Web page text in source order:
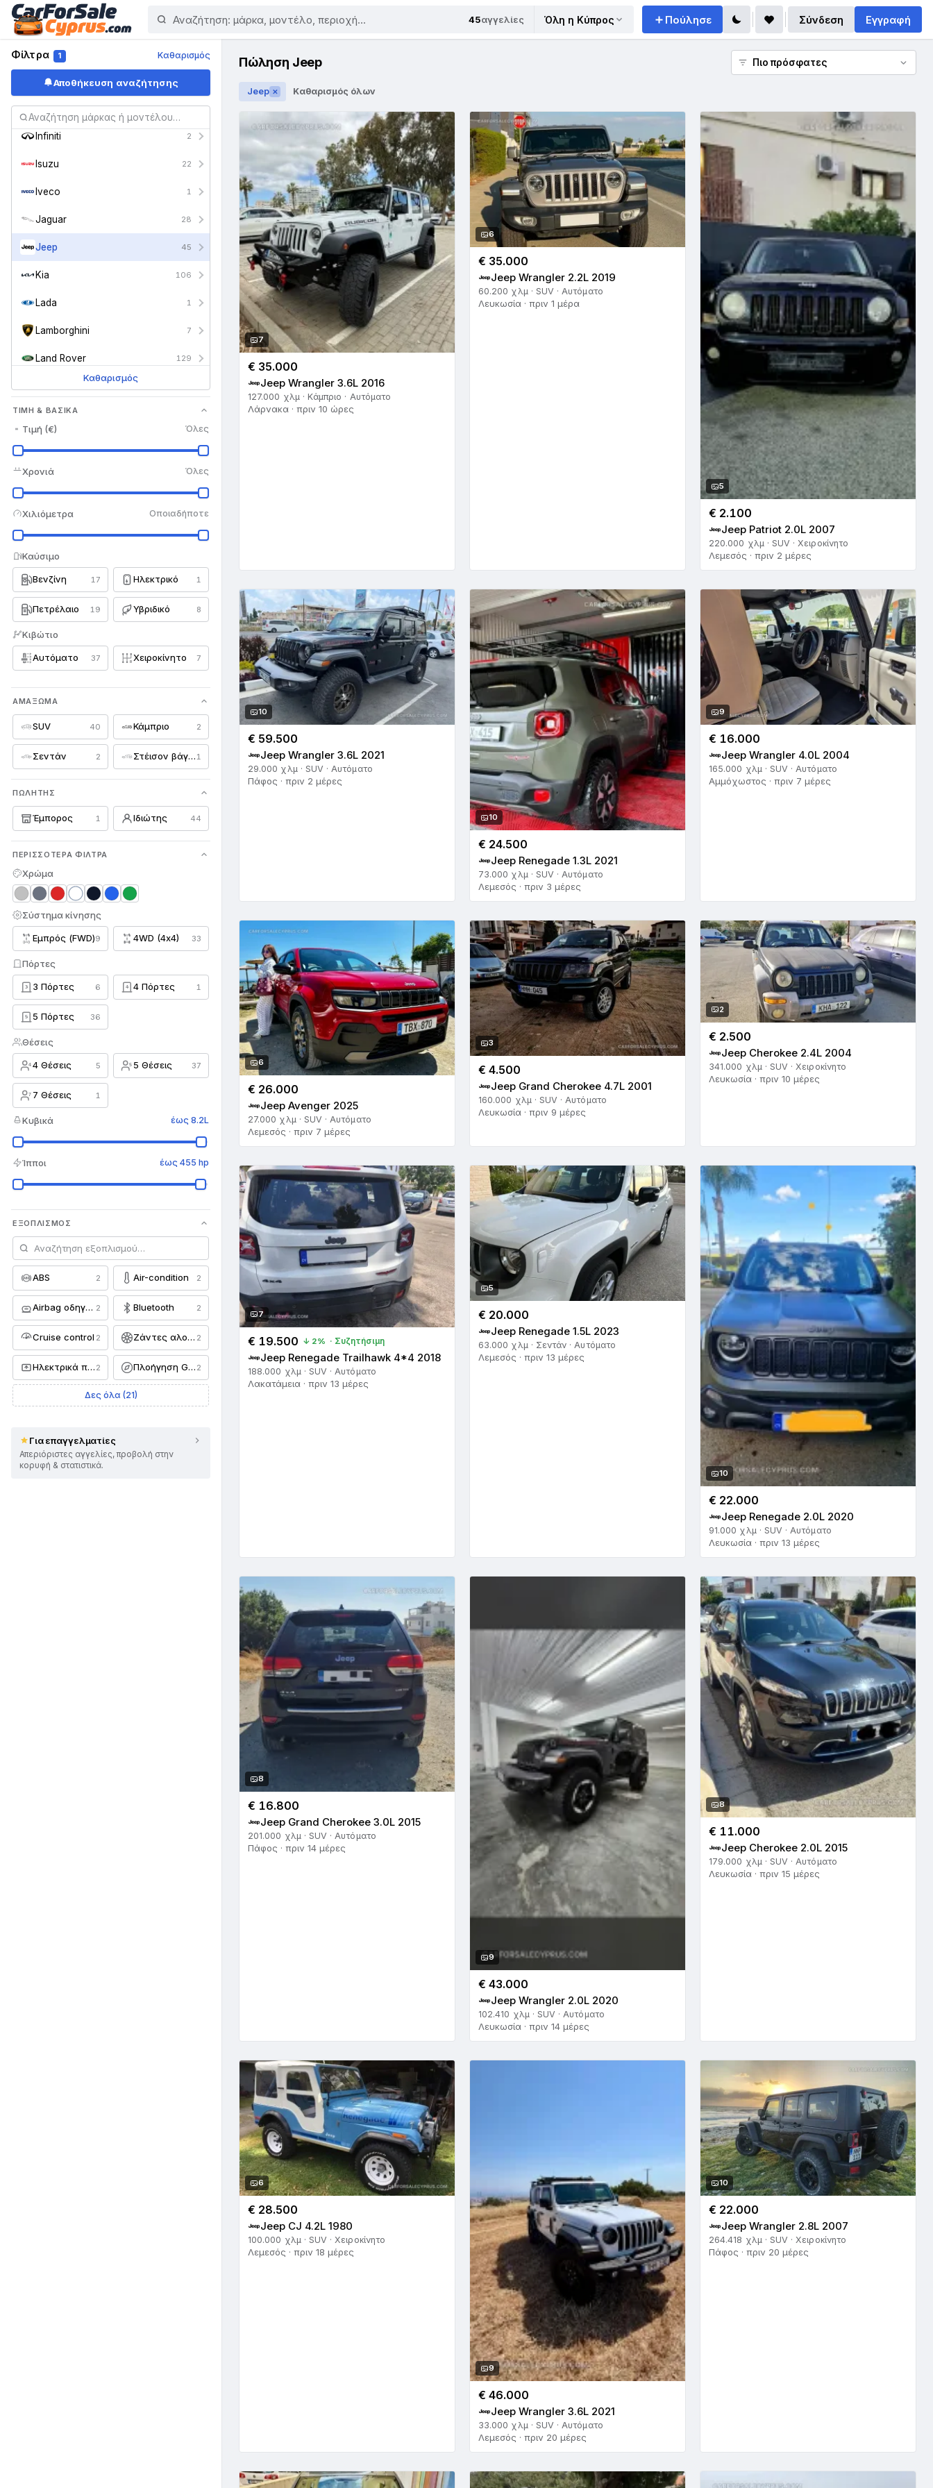
45αγγελίες Όλη η Κύπρος Πούλησε Σύνδεση Εγγραφή
Φίλτρα 1 Καθαρισμός
Αποθήκευση αναζήτησης
Holden 1
Honda 194
Hummer
Hyundai 101
Infiniti 2
Isuzu 22
Iveco 1
Jaguar 28
Jeep 45
Kia 106
Lada 1
Lamborghini 7
Land Rover 129
Lotus
Mazda 398
Mercedes-Benz 646
Mini
Mitsubishi 117
Nissan
Opel
Peugeot 108
Porsche 54
Proton
Renault 67
Seat 27
Skoda
Smart
SsangYong
Subaru
Suzuki
Tesla
Toyota
Triumph 2
Vauxhall 5
Volkswagen
Ά Άλλο 15
Καθαρισμός
ΤΙΜΉ & ΒΑΣΙΚΆ
Τιμή (€) Όλες
Χρονιά Όλες
Χιλιόμετρα Οποιαδήποτε
Καύσιμο
Βενζίνη 17 Ηλεκτρικό 1
Πετρέλαιο 19 Υβριδικό 8
Κιβώτιο
Αυτόματο 37 Χειροκίνητο 7
ΑΜΆΞΩΜΑ
SUV 40 Κάμπριο 2
Σεντάν 2 Στέισον βάγκον 1
ΠΩΛΗΤΉΣ
Έμπορος 1 Ιδιώτης 44
ΠΕΡΙΣΣΌΤΕΡΑ ΦΊΛΤΡΑ
Χρώμα
Σύστημα κίνησης
Εμπρός (FWD)9 4WD (4x4) 33
Πόρτες
3 3 Πόρτες 6 4 4 Πόρτες 1
5 5 Πόρτες 36
Θέσεις
4 4 Θέσεις 5 5 5 Θέσεις 37
7 7 Θέσεις 1
Κυβικά έως 8.2L
Ίπποι έως 455 hp
ΕΞΟΠΛΙΣΜΌΣ
ABS 2 Air-condition 2
Airbag οδηγού 2 Bluetooth 2
Cruise control 2 Ζάντες αλουμινίου 2
Ηλεκτρικά παράθυρα 2 Πλοήγηση GPS 2
Δες όλα (21)
Για επαγγελματίες
Απεριόριστες αγγελίες, προβολή στην
κορυφή & στατιστικά.
Πώληση Jeep
Jeep ✕ Καθαρισμός όλων
7
€ 35.000
Jeep Wrangler 3.6L 2016
127.000 χλμ · Κάμπριο · Αυτόματο
Λάρνακα · πριν 10 ώρες
6
€ 35.000
Jeep Wrangler 2.2L 2019
60.200 χλμ · SUV · Αυτόματο
Λευκωσία · πριν 1 μέρα
5
€ 2.100
Jeep Patriot 2.0L 2007
220.000 χλμ · SUV · Χειροκίνητο
Λεμεσός · πριν 2 μέρες
10
€ 59.500
Jeep Wrangler 3.6L 2021
29.000 χλμ · SUV · Αυτόματο
Πάφος · πριν 2 μέρες
10
€ 24.500
Jeep Renegade 1.3L 2021
73.000 χλμ · SUV · Αυτόματο
Λεμεσός · πριν 3 μέρες
9
€ 16.000
Jeep Wrangler 4.0L 2004
165.000 χλμ · SUV · Αυτόματο
Αμμόχωστος · πριν 7 μέρες
6
€ 26.000
Jeep Avenger 2025
27.000 χλμ · SUV · Αυτόματο
Λεμεσός · πριν 7 μέρες
3
€ 4.500
Jeep Grand Cherokee 4.7L 2001
160.000 χλμ · SUV · Αυτόματο
Λευκωσία · πριν 9 μέρες
2
€ 2.500
Jeep Cherokee 2.4L 2004
341.000 χλμ · SUV · Χειροκίνητο
Λευκωσία · πριν 10 μέρες
7
€ 19.500 ↓ 2% · Συζητήσιμη
Jeep Renegade Trailhawk 4*4 2018
188.000 χλμ · SUV · Αυτόματο
Λακατάμεια · πριν 13 μέρες
5
€ 20.000
Jeep Renegade 1.5L 2023
63.000 χλμ · Σεντάν · Αυτόματο
Λεμεσός · πριν 13 μέρες
10
€ 22.000
Jeep Renegade 2.0L 2020
91.000 χλμ · SUV · Αυτόματο
Λευκωσία · πριν 13 μέρες
8
€ 16.800
Jeep Grand Cherokee 3.0L 2015
201.000 χλμ · SUV · Αυτόματο
Πάφος · πριν 14 μέρες
9
€ 43.000
Jeep Wrangler 2.0L 2020
102.410 χλμ · SUV · Αυτόματο
Λευκωσία · πριν 14 μέρες
8
€ 11.000
Jeep Cherokee 2.0L 2015
179.000 χλμ · SUV · Αυτόματο
Λευκωσία · πριν 15 μέρες
6
€ 28.500
Jeep CJ 4.2L 1980
100.000 χλμ · SUV · Χειροκίνητο
Λεμεσός · πριν 18 μέρες
9
€ 46.000
Jeep Wrangler 3.6L 2021
33.000 χλμ · SUV · Αυτόματο
Λεμεσός · πριν 20 μέρες
10
€ 22.000
Jeep Wrangler 2.8L 2007
264.418 χλμ · SUV · Χειροκίνητο
Πάφος · πριν 20 μέρες